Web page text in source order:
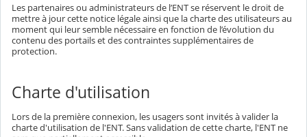
Les partenaires ou administrateurs de l’ENT se réservent le droit de
mettre à jour cette notice légale ainsi que la charte des utilisateurs au
moment qui leur semble nécessaire en fonction de l’évolution du
contenu des portails et des contraintes supplémentaires de
protection.
Charte d'utilisation
Lors de la première connexion, les usagers sont invités à valider la
charte d'utilisation de l'ENT. Sans validation de cette charte, l'ENT ne